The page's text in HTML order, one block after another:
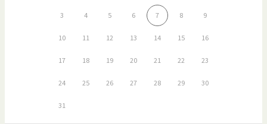
3 4 5 6 7 8 9
10 11 12 13 14 15 16
17 18 19 20 21 22 23
24 25 26 27 28 29 30
31